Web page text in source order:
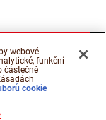
webové
funkční
částečně
cookie